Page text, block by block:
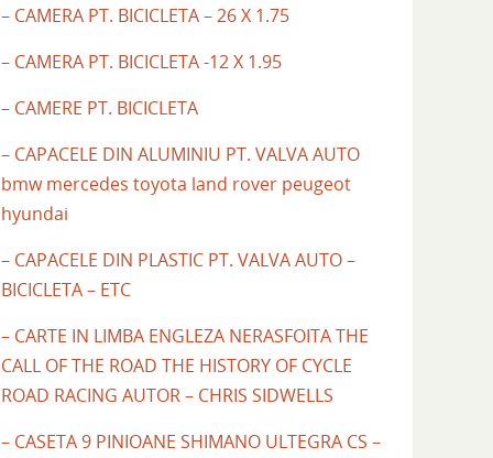
– CAMERA PT. BICICLETA – 26 X 1.75
– CAMERA PT. BICICLETA -12 X 1.95
– CAMERE PT. BICICLETA
– CAPACELE DIN ALUMINIU PT. VALVA AUTO
bmw mercedes toyota land rover peugeot
hyundai
– CAPACELE DIN PLASTIC PT. VALVA AUTO –
BICICLETA – ETC
– CARTE IN LIMBA ENGLEZA NERASFOITA THE
CALL OF THE ROAD THE HISTORY OF CYCLE
ROAD RACING AUTOR – CHRIS SIDWELLS
– CASETA 9 PINIOANE SHIMANO ULTEGRA CS –